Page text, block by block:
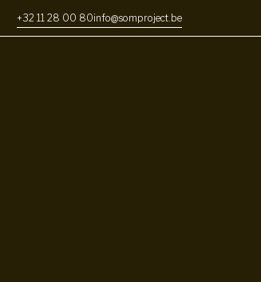
+32 11 28 00 80info@somproject.be